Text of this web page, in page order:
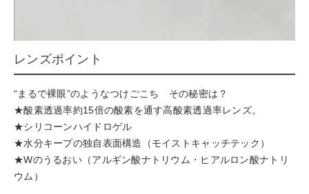
レンズポイント
“まるで裸眼”のようなつけごこち その秘密は？
★酸素透過率約15倍の酸素を通す高酸素透過率レンズ。
★シリコーンハイドロゲル
★水分キープの独自表面構造（モイストキャッチテック）
★Wのうるおい（アルギン酸ナトリウム・ヒアルロン酸ナトリ
ウム）